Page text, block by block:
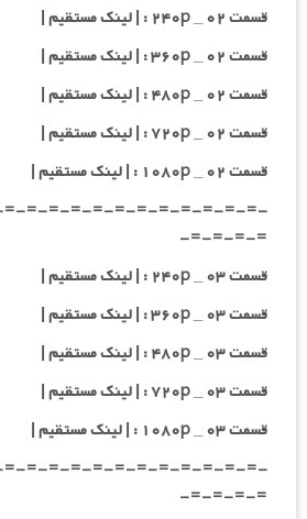
قسمت ۰۲ _ ۲۴۰p : | لینک مستقیم |
قسمت ۰۲ _ ۳۶۰p : | لینک مستقیم |
قسمت ۰۲ _ ۴۸۰p : | لینک مستقیم |
قسمت ۰۲ _ ۷۲۰p : | لینک مستقیم |
قسمت ۰۲ _ ۱۰۸۰p : | لینک مستقیم |
=-=-=-=-=-=-=-=-=-=-=-
=-=-=-=-
قسمت ۰۳ _ ۲۴۰p : | لینک مستقیم |
قسمت ۰۳ _ ۳۶۰p : | لینک مستقیم |
قسمت ۰۳ _ ۴۸۰p : | لینک مستقیم |
قسمت ۰۳ _ ۷۲۰p : | لینک مستقیم |
قسمت ۰۳ _ ۱۰۸۰p : | لینک مستقیم |
=-=-=-=-=-=-=-=-=-=-=-
=-=-=-=-